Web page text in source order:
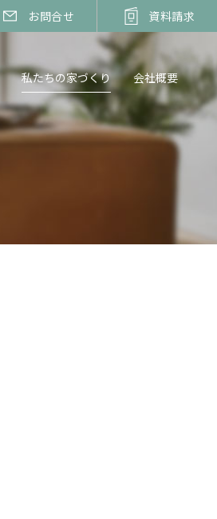
私たちの家づくり 会社概要
お問合せ 資料請求